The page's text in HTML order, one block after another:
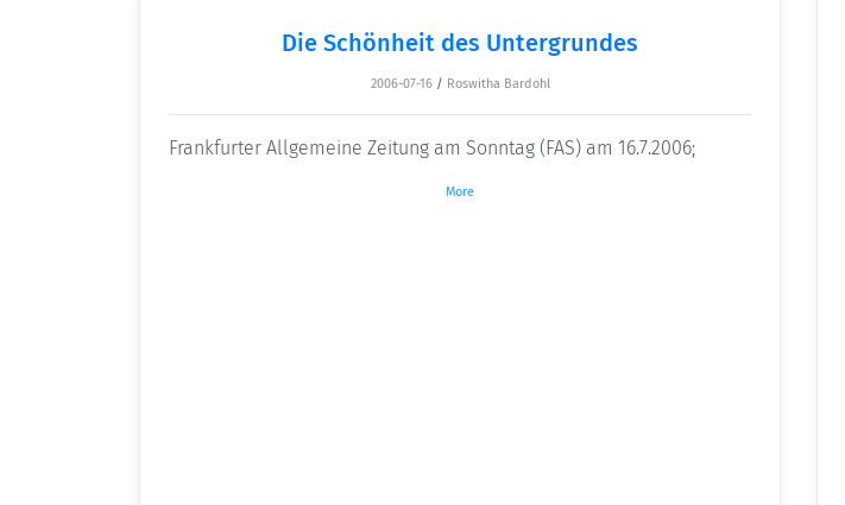
Die Schönheit des Untergrundes
2006-07-16 / Roswitha Bardohl
Frankfurter Allgemeine Zeitung am Sonntag (FAS) am 16.7.2006;
More